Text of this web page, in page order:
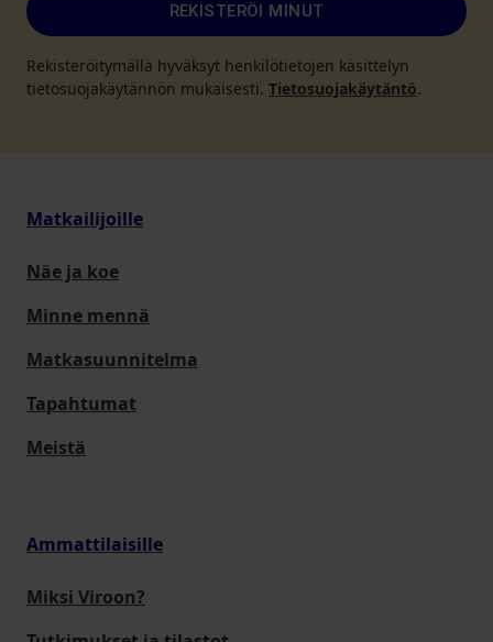
REKISTERÖI MINUT
Rekisteröitymällä hyväksyt henkilötietojen käsittelyn
tietosuojakäytännön mukaisesti. Tietosuojakäytäntö.
Matkailijoille
Näe ja koe
Minne mennä
Matkasuunnitelma
Tapahtumat
Meistä
Ammattilaisille
Miksi Viroon?